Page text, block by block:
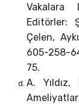
Vakalara
Editörler:
Çelen,
605-258-
75.
A.